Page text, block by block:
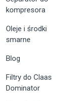
kompresora
Oleje i środki
smarne
Blog
Filtry do Claas
Dominator